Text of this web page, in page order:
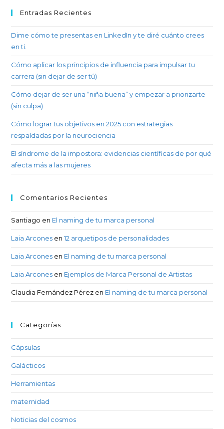
Entradas Recientes
Dime cómo te presentas en LinkedIn y te diré cuánto crees
en ti.
Cómo aplicar los principios de influencia para impulsar tu
carrera (sin dejar de ser tú)
Cómo dejar de ser una “niña buena” y empezar a priorizarte
(sin culpa)
Cómo lograr tus objetivos en 2025 con estrategias
respaldadas por la neurociencia
El síndrome de la impostora: evidencias científicas de por qué
afecta más a las mujeres
Comentarios Recientes
Santiago en El naming de tu marca personal
Laia Arcones en12 arquetipos de personalidades
Laia Arcones en El naming de tu marca personal
Laia Arcones en Ejemplos de Marca Personal de Artistas
Claudia Fernández Pérez en El naming de tu marca personal
Categorías
Cápsulas
Galácticos
Herramientas
maternidad
Noticias del cosmos